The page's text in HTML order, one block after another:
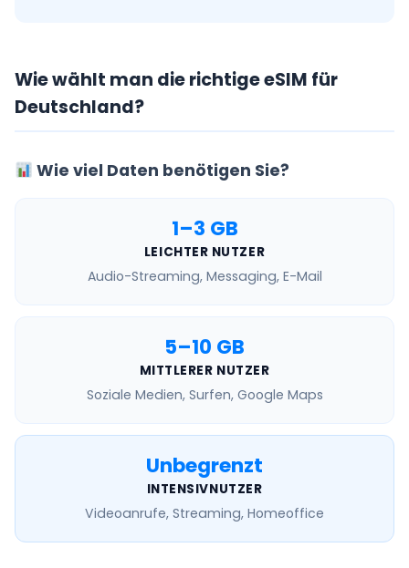
Wie wählt man die richtige eSIM für
Deutschland?
Wie viel Daten benötigen Sie?
1–3 GB
LEICHTER NUTZER
Audio-Streaming, Messaging, E-Mail
5–10 GB
MITTLERER NUTZER
Soziale Medien, Surfen, Google Maps
Unbegrenzt
INTENSIVNUTZER
Videoanrufe, Streaming, Homeoffice